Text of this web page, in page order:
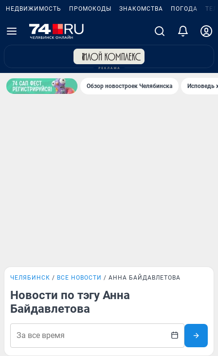
НЕДВИЖИМОСТЬ ПРОМОКОДЫ ЗНАКОМСТВА ПОГОДА
Обзор новостроек Челябинска Исповедь
ЧЕЛЯБИНСК ВСЕ НОВОСТИ АННА БАЙДАВЛЕТОВА
Новости по тэгу Анна
Байдавлетова